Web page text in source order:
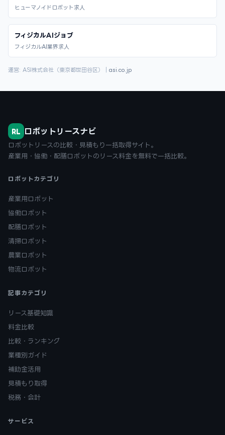
ヒューマノイドロボット求人
フィジカルAIジョブ
フィジカルAI業界求人
運営: ASI株式会社（東京都世田谷区）｜ asi.co.jp
RL ロボットリースナビ
ロボットリースの比較・見積もり一括取得サイト。
産業用・協働・配膳ロボットのリース料金を無料で一括比較。
ロボットカテゴリ
産業用ロボット
協働ロボット
配膳ロボット
清掃ロボット
農業ロボット
物流ロボット
記事カテゴリ
リース基礎知識
料金比較
比較・ランキング
業種別ガイド
補助金活用
見積もり取得
税務・会計
サービス